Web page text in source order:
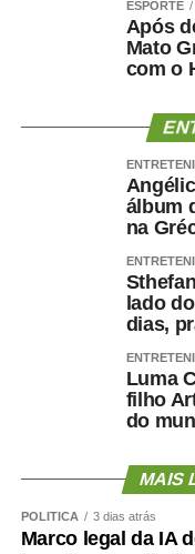
ESPORTE
Após
Mato
com o
álbum
na
lado
dias,
Luma
filho
do
MAIS
POLÍTICA 3 dias atrás
Marco legal da IA